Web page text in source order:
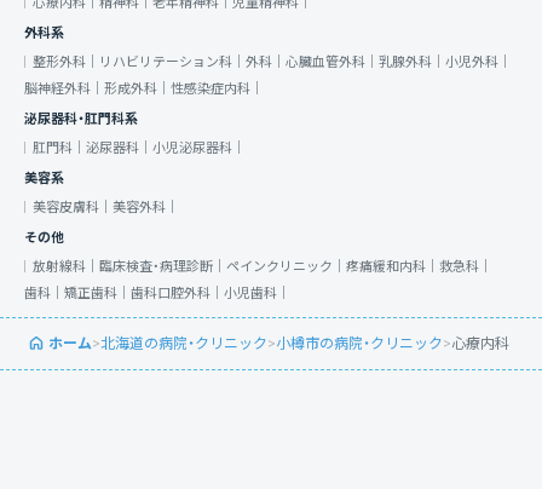
外科系
整形外科｜
リハビリテーション科｜ 外科｜ 心臓血管外科｜ 乳腺外科｜ 小児外科｜
脳神経外科｜ 形成外科｜ 性感染症内科｜
泌尿器科・肛門科系
肛門科｜ 泌尿器科｜ 小児泌尿器科｜
美容系
美容皮膚科｜ 美容外科｜
その他
放射線科｜ 臨床検査・病理診断｜ ペインクリニック｜ 疼痛緩和内科｜ 救急科｜
歯科｜ 矯正歯科｜ 歯科口腔外科｜ 小児歯科｜
ホーム>北海道の病院・クリニック>小樽市の病院・クリニック>心療内科